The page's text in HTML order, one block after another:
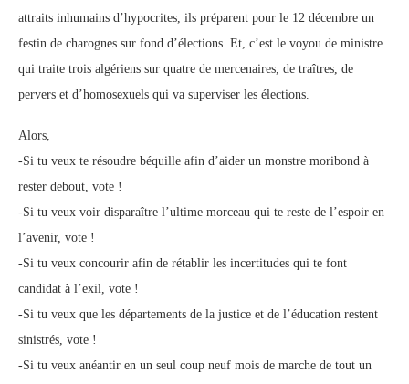
attraits inhumains d’hypocrites, ils préparent pour le 12 décembre un
festin de charognes sur fond d’élections. Et, c’est le voyou de ministre
qui traite trois algériens sur quatre de mercenaires, de traîtres, de
pervers et d’homosexuels qui va superviser les élections.
Alors,
-Si tu veux te résoudre béquille afin d’aider un monstre moribond à
rester debout, vote !
-Si tu veux voir disparaître l’ultime morceau qui te reste de l’espoir en
l’avenir, vote !
-Si tu veux concourir afin de rétablir les incertitudes qui te font
candidat à l’exil, vote !
-Si tu veux que les départements de la justice et de l’éducation restent
sinistrés, vote !
-Si tu veux anéantir en un seul coup neuf mois de marche de tout un